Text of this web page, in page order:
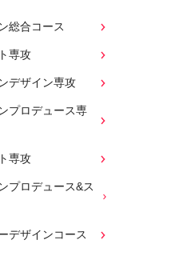
総合コース
専攻
デザイン専攻
プロデュース専
専攻
プロデュース&ス
デザインコース